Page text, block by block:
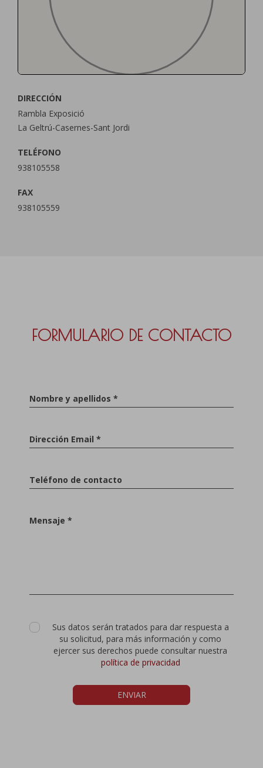
DIRECCIÓN
Rambla Exposició
La Geltrú-Casernes-Sant Jordi
TELÉFONO
938105558
FAX
938105559
FORMULARIO DE CONTACTO
Nombre y apellidos *
Dirección Email *
Teléfono de contacto
Mensaje *
Sus datos serán tratados para dar respuesta a
su solicitud, para más información y como
ejercer sus derechos puede consultar nuestra
política de privacidad
ENVIAR